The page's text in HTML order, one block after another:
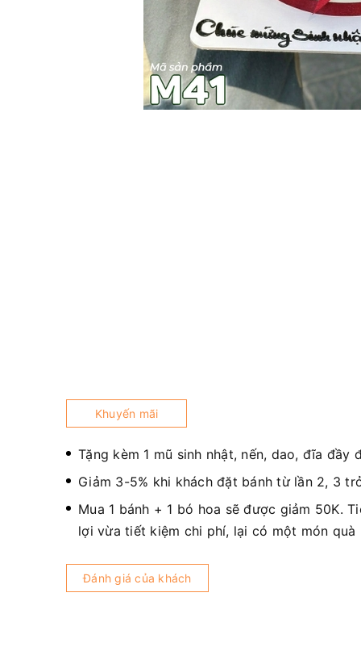
Khuyến mãi
Tặng kèm 1 mũ sinh nhật, nến, dao, đĩa đầy
Giảm 3-5% khi khách đặt bánh từ lần 2, 3
Mua 1 bánh + 1 bó hoa sẽ được giảm 50K.
lợi vừa tiết kiệm chi phí, lại có một món quà
Đánh giá của khách